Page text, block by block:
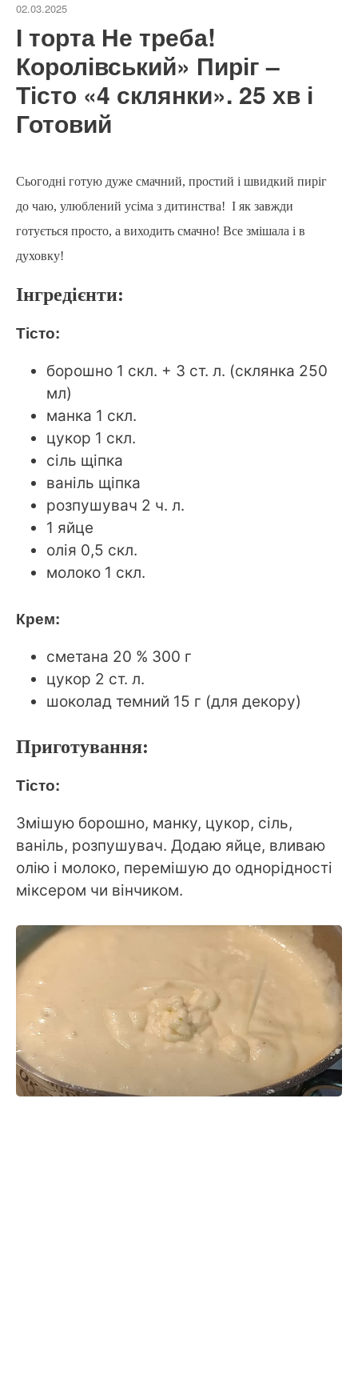
02.03.2025
І торта Не треба!
Королівський» Пиріг –
Тісто «4 склянки». 25 хв і
Готовий
Сьогодні готую дуже смачний, простий і швидкий пиріг
до чаю, улюблений усіма з дитинства! І як завжди
готується просто, а виходить смачно! Все змішала і в
духовку!
Інгредієнти:
Тісто:
борошно 1 скл. + 3 ст. л. (склянка 250
мл)
манка 1 скл.
цукор 1 скл.
сіль щіпка
ваніль щіпка
розпушувач 2 ч. л.
1 яйце
олія 0,5 скл.
молоко 1 скл.
Крем:
сметана 20 % 300 г
цукор 2 ст. л.
шоколад темний 15 г (для декору)
Приготування:
Тісто:
Змішую борошно, манку, цукор, сіль,
ваніль, розпушувач. Додаю яйце, вливаю
олію і молоко, перемішую до однорідності
міксером чи вінчиком.